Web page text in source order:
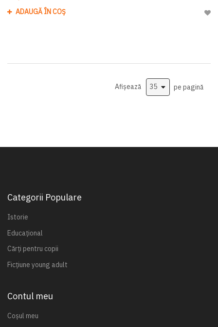
ADAUGĂ ÎN COȘ
Afișează pe pagină
Categorii Populare
Istorie
Educațional
Cărți pentru copii
Ficțiune young adult
Contul meu
Coșul meu